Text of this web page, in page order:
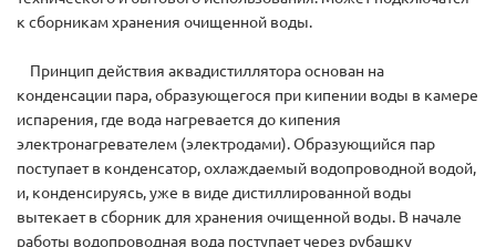
к сборникам хранения очищенной воды.
Принцип действия аквадистиллятора основан на
конденсации пара, образующегося при кипении воды в камере
испарения, где вода нагревается до кипения
электронагревателем (электродами). Образующийся пар
поступает в конденсатор, охлаждаемый водопроводной водой,
и, конденсируясь, уже в виде дистиллированной воды
вытекает в сборник для хранения очищенной воды. В начале
работы водопроводная вода поступает через рубашку